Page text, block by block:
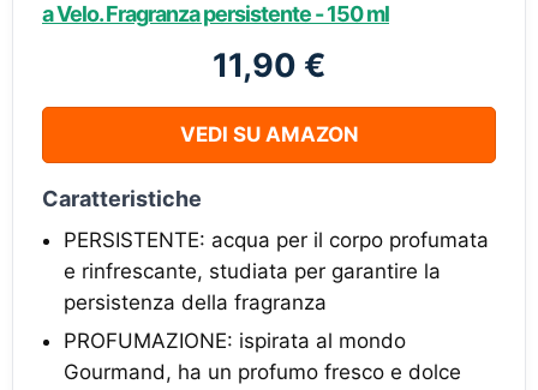
a Velo. Fragranza persistente - 150 ml
11,90 €
VEDI SU AMAZON
Caratteristiche
PERSISTENTE: acqua per il corpo profumata
e rinfrescante, studiata per garantire la
persistenza della fragranza
PROFUMAZIONE: ispirata al mondo
Gourmand, ha un profumo fresco e dolce